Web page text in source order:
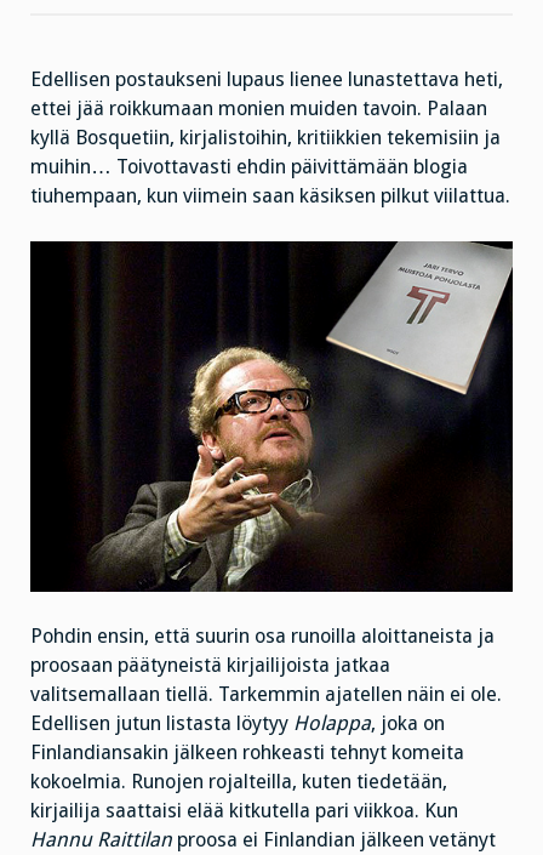
Edellisen postaukseni lupaus lienee lunastettava heti,
ettei jää roikkumaan monien muiden tavoin. Palaan
kyllä Bosquetiin, kirjalistoihin, kritiikkien tekemisiin ja
muihin… Toivottavasti ehdin päivittämään blogia
tiuhempaan, kun viimein saan käsiksen pilkut viilattua.
Pohdin ensin, että suurin osa runoilla aloittaneista ja
proosaan päätyneistä kirjailijoista jatkaa
valitsemallaan tiellä. Tarkemmin ajatellen näin ei ole.
Edellisen jutun listasta löytyy Holappa, joka on
Finlandiansakin jälkeen rohkeasti tehnyt komeita
kokoelmia. Runojen rojalteilla, kuten tiedetään,
kirjailija saattaisi elää kitkutella pari viikkoa. Kun
Hannu Raittilan proosa ei Finlandian jälkeen vetänyt